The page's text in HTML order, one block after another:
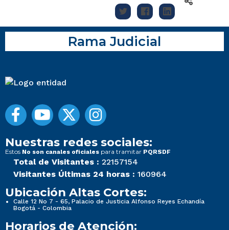
Rama Judicial
Nuestras redes sociales:
Estos No son canales oficiales para tramitar PQRSDF
Total de Visitantes : 22157154
Visitantes Últimas 24 horas : 160964
Ubicación Altas Cortes:
Calle 12 No 7 - 65, Palacio de Justicia Alfonso Reyes Echandía
Bogotá - Colombia
Horarios de Atención: